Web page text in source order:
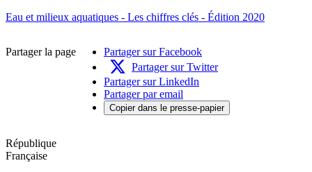
Eau et milieux aquatiques - Les chiffres clés - Édition 2020
Partager la page
Partager sur Facebook
Partager sur Twitter
Partager sur LinkedIn
Partager par email
Copier dans le presse-papier
République
Française